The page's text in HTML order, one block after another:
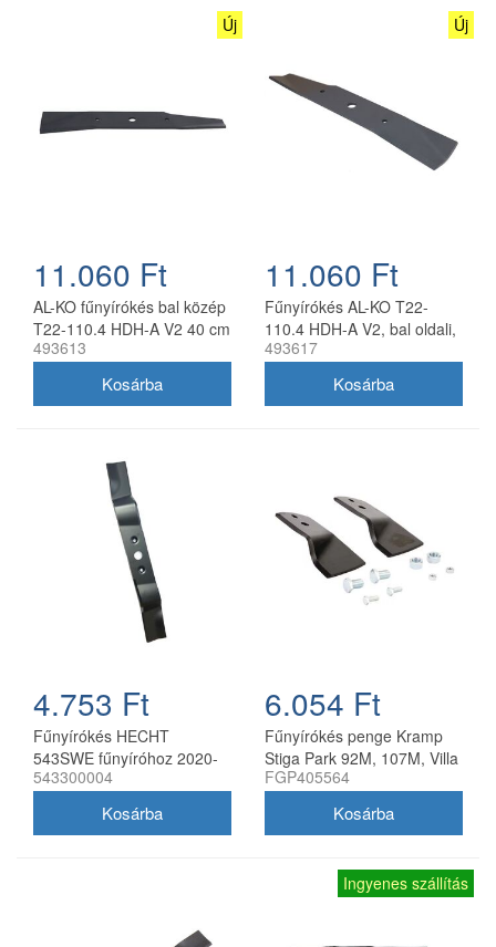
Új
11.060 Ft
AL-KO fűnyírókés bal közép
T22-110.4 HDH-A V2 40 cm
493613
Új
11.060 Ft
Fűnyírókés AL-KO T22-
110.4 HDH-A V2, bal oldali,
40 cm
493617
4.753 Ft
Fűnyírókés HECHT
543SWE fűnyíróhoz 2020-
21
543300004
6.054 Ft
Fűnyírókés penge Kramp
Stiga Park 92M, 107M, Villa
92M, 107M 170 mm
FGP405564
Ingyenes szállítás